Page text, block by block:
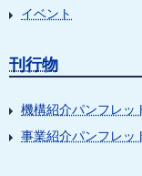
イベント
刊行物
機構紹介パンフレッ
事業紹介パンフレッ